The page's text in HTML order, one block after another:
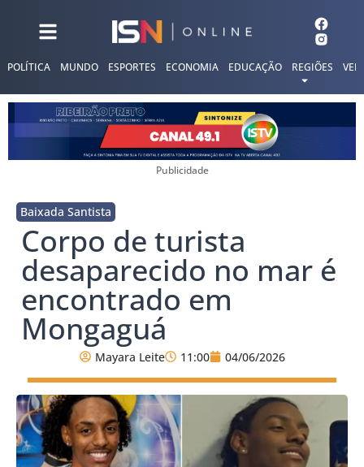
POLÍTICA MUNDO ESPORTES ECONOMIA EDUCAÇÃO REGIÕES
Publicidade
Baixada Santista
Corpo de turista
desaparecido no mar é
encontrado em
Mongaguá
Mayara Leite 11:00 04/06/2026